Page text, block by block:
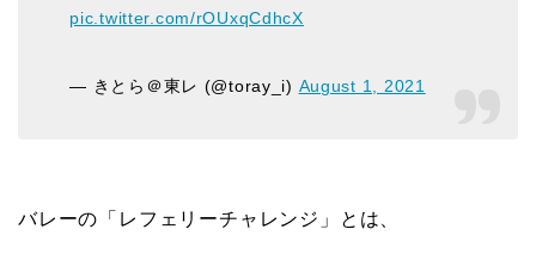
pic.twitter.com/rOUxqCdhcX
— きとら＠東レ (@toray_i) August 1, 2021
バレーの「レフェリーチャレンジ」とは、